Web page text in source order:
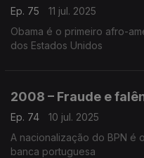
Ep. 75
11 jul. 2025
Obama é o primeiro afro-
dos Estados Unidos
2008 – Fraude e
Ep. 74
10 jul. 2025
A nacionalização do BPN é
banca portuguesa